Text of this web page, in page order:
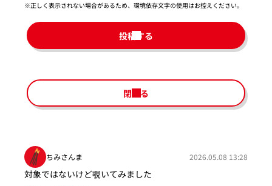
※正しく表示されない場合があるため、環境依存文字の使用はお控えください。​
投稿する
閉じる
ちみさんま 2026.05.08 13:28
対象ではないけど覗いてみました